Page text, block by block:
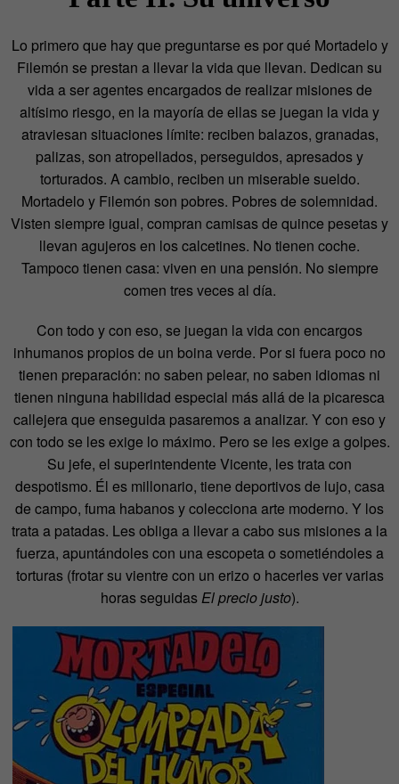
Lo primero que hay que preguntarse es por qué Mortadelo y
Filemón se prestan a llevar la vida que llevan. Dedican su
vida a ser agentes encargados de realizar misiones de
altísimo riesgo, en la mayoría de ellas se juegan la vida y
atraviesan situaciones límite: reciben balazos, granadas,
palizas, son atropellados, perseguidos, apresados y
torturados. A cambio, reciben un miserable sueldo.
Mortadelo y Filemón son pobres. Pobres de solemnidad.
Visten siempre igual, compran camisas de quince pesetas y
llevan agujeros en los calcetines. No tienen coche.
Tampoco tienen casa: viven en una pensión. No siempre
comen tres veces al día.
Con todo y con eso, se juegan la vida con encargos
inhumanos propios de un boina verde. Por si fuera poco no
tienen preparación: no saben pelear, no saben idiomas ni
tienen ninguna habilidad especial más allá de la picaresca
callejera que enseguida pasaremos a analizar. Y con eso y
con todo se les exige lo máximo. Pero se les exige a golpes.
Su jefe, el superintendente Vicente, les trata con
despotismo. Él es millonario, tiene deportivos de lujo, casa
de campo, fuma habanos y colecciona arte moderno. Y los
trata a patadas. Les obliga a llevar a cabo sus misiones a la
fuerza, apuntándoles con una escopeta o sometiéndoles a
torturas (frotar su vientre con un erizo o hacerles ver varias
horas seguidasEl precio justo).